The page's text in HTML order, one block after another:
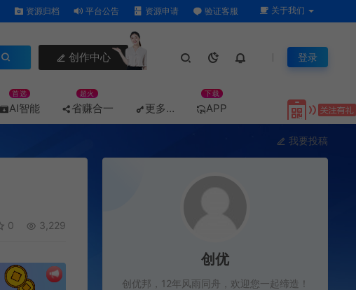
资源归档 平台公告 资源申请 验证客服 关于我们
创作中心 登录
AI智能
首选
省赚合一
超火
更多… APP
下载
我要投稿
0 3,229
创优
创优邦，12年风雨同舟，欢迎您一起缔造！